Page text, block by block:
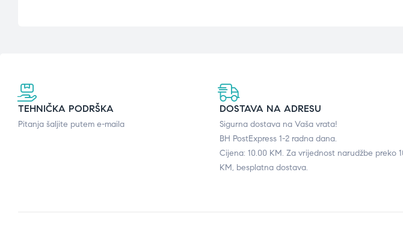
TEHNIČKA PODRŠKA
Pitanja šaljite putem e-maila
DOSTAVA NA ADRESU
Sigurna dostava na Vaša vrata!
BH PostExpress 1-2 radna dana.
Cijena: 10.00 KM. Za vrijednost narudžbe preko
KM, besplatna dostava.